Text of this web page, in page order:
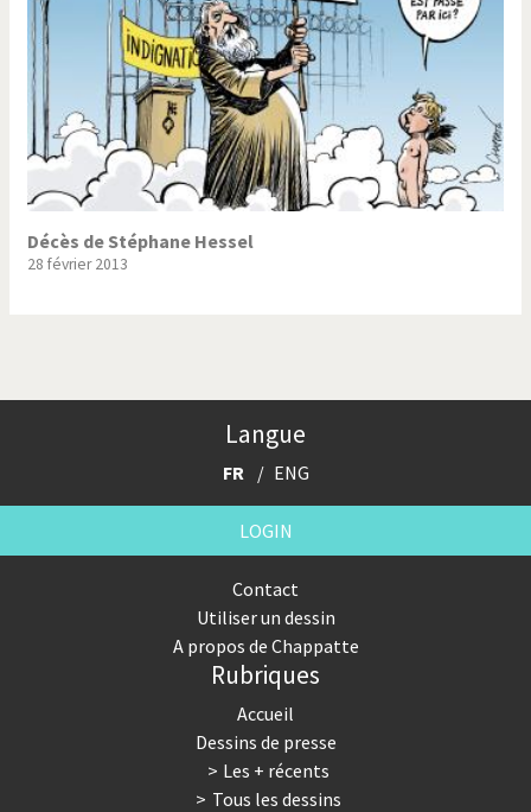
Election présidentielle US Guerre en Syrie
Hopp Deutschland Israël - Palestine
L'Amérique et les armes L'Iran tremble
La Chine et nous
La Corée du Nord: guerre ou
Le Best-Of Le boson de Higgs
Pascal Couchepin
Pauvres banques suisses! Peur des virus
SOS l'Europe!
Souvenir de Fukushima Terrorisme
Décès de Stéphane Hessel
28 février 2013
Langue
FR ENG
LOGIN
Contact
Utiliser un dessin
A propos de Chappatte
Rubriques
Accueil
Dessins de presse
Les + récents
Tous les dessins